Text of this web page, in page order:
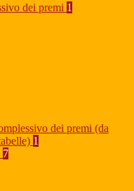
dei premi 1
dei premi (da
1
7